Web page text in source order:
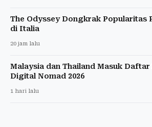
The Odyssey Dongkrak Popularitas
di Italia
20 jam lalu
Malaysia dan Thailand Masuk
Digital Nomad 2026
1 hari lalu